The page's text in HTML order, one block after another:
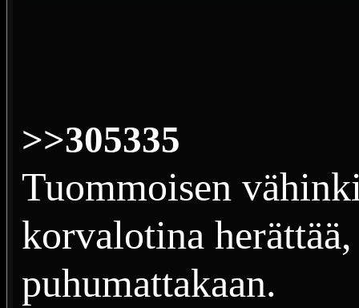
>>305335
Tuommoisen
korvalotina
puhumattakaan.